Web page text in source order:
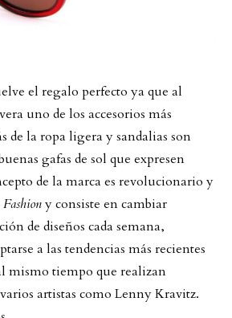
el regalo perfecto ya que al
uno de los accesorios más
de la ropa ligera y sandalias son
gafas de sol que expresen
de la marca es revolucionario y
y consiste en cambiar
de diseños cada semana,
a las tendencias más recientes
mismo tiempo que realizan
artistas como Lenny Kravitz.